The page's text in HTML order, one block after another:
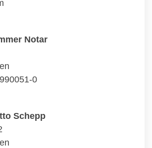
Notar
0
Schepp